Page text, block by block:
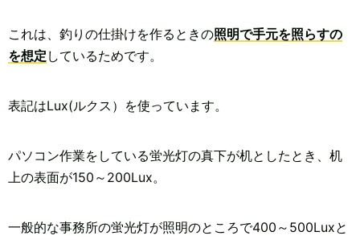
これは、釣りの仕掛けを作るときの照明で手元を照らすの
を想定 しているためです。
表記はLux(ルクス）を使っています。
パソコン作業をしている蛍光灯の真下が机としたとき、机
上の表面が150～200Lux。
一般的な事務所の蛍光灯が照明のところで400～500Luxと